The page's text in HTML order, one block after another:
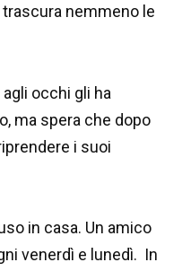
nemmeno le
occhi gli ha
ma spera che dopo
i suoi
in casa. Un amico
venerdì e lunedì. In